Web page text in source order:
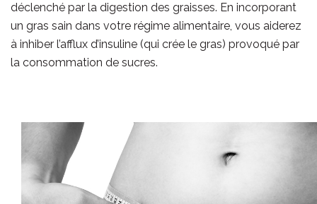
déclenché par la digestion des graisses. En incorporant
un gras sain dans votre régime alimentaire, vous aiderez
à inhiber l’afflux d’insuline (qui crée le gras) provoqué par
la consommation de sucres.